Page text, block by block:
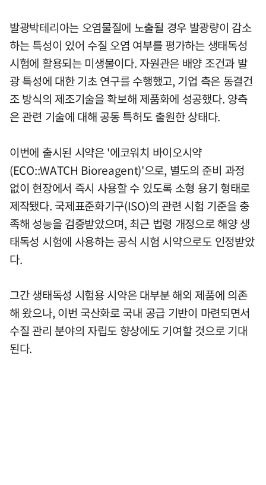
발광박테리아는 오염물질에 노출될 경우 발광량이 감소
하는 특성이 있어 수질 오염 여부를 평가하는 생태독성
시험에 활용되는 미생물이다. 자원관은 배양 조건과 발
광 특성에 대한 기초 연구를 수행했고, 기업 측은 동결건
조 방식의 제조기술을 확보해 제품화에 성공했다. 양측
은 관련 기술에 대해 공동 특허도 출원한 상태다.
이번에 출시된 시약은 '에코워치 바이오시약
(ECO::WATCH Bioreagent)'으로, 별도의 준비 과정
없이 현장에서 즉시 사용할 수 있도록 소형 용기 형태로
제작됐다. 국제표준화기구(ISO)의 관련 시험 기준을 충
족해 성능을 검증받았으며, 최근 법령 개정으로 해양 생
태독성 시험에 사용하는 공식 시험 시약으로도 인정받았
다.
그간 생태독성 시험용 시약은 대부분 해외 제품에 의존
해 왔으나, 이번 국산화로 국내 공급 기반이 마련되면서
수질 관리 분야의 자립도 향상에도 기여할 것으로 기대
된다.